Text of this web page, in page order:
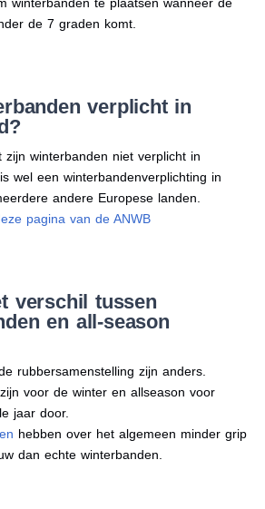
de 7 graden komt.
verplicht in
zijn winterbanden niet verplicht in
wel een winterbandenverplichting in
andere Europese landen.
pagina van de ANWB
verschil tussen
en all-season
rubbersamenstelling zijn anders.
voor de winter en allseason voor
jaar door.
hebben over het algemeen minder grip
dan echte winterbanden.